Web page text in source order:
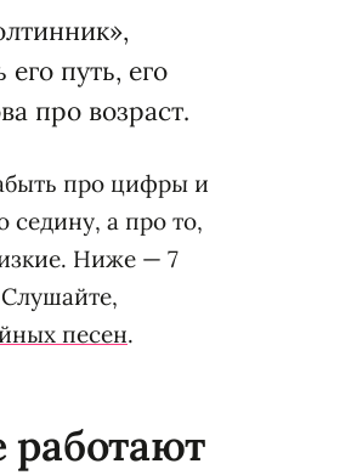
путь, его
про возраст.
про цифры и
седину, а про то,
Ниже — 7
песен.